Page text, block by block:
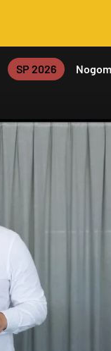
SP 2026